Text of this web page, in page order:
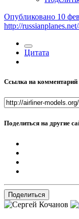
Опубликовано 10
http://
Цитата
Ссылка на комментарий
Поделиться на другие
Поделиться